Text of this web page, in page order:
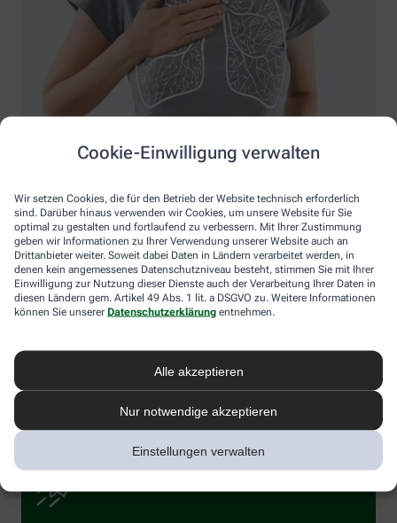
Cookie-Einwilligung verwalten
Wir setzen Cookies, die für den Betrieb der Website technisch erforderlich
sind. Darüber hinaus verwenden wir Cookies, um unsere Website für Sie
optimal zu gestalten und fortlaufend zu verbessern. Mit Ihrer Zustimmung
geben wir Informationen zu Ihrer Verwendung unserer Website auch an
Drittanbieter weiter. Soweit dabei Daten in Ländern verarbeitet werden, in
denen kein angemessenes Datenschutzniveau besteht, stimmen Sie mit Ihrer
Einwilligung zur Nutzung dieser Dienste auch der Verarbeitung Ihrer Daten in
diesen Ländern gem. Artikel 49 Abs. 1 lit. a DSGVO zu. Weitere Informationen
können Sie unserer Datenschutzerklärung entnehmen.
Alle akzeptieren
Nur notwendige akzeptieren
Einstellungen verwalten
GettyImages mi-viri
Handhabung erklären lassen
Lassen Sie sich in der Apotheke fachkundig beraten – zu den
Vorzügen der einzelnen Inhalierhilfen, ihrer Handhabung sowie
zur fachgerechten Reinigung. Apotheker:innen und PTA
informieren auch, welche Geräte und Wirkstoffe sich für Kinder
eignen. So dürfen Kleinkinder zum Beispiel keine mentholhaltigen
Inhalativa. Hier geht es um die Handhabung von wirkstoffhaltigen
Dosieraerosolen oder Pulverinhalatoren bei Asthma und COPD.
Zum Glück haben Sie einfach nur eine Erkältung, der Sie ein